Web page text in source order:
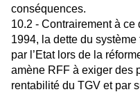
conséquences.
10.2 - Contrairement à
1994, la dette du
par l’Etat lors de la
amène RFF à exiger des
rentabilité du TGV et par